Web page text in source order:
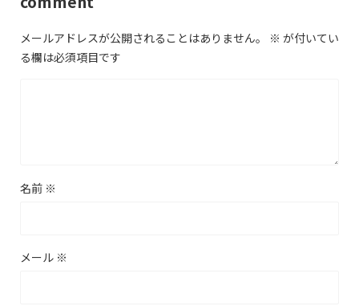
メールアドレスが公開されることはありません。 ※ が付いてい
る欄は必須項目です
名前 ※
メール ※